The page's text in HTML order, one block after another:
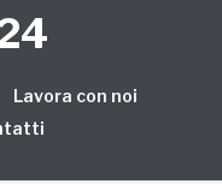
Lavora con noi